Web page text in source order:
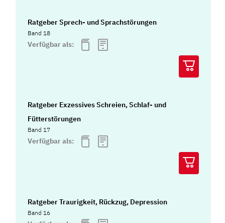
Ratgeber Sprech- und Sprachstörungen
Band 18
Verfügbar als:
Ratgeber Exzessives Schreien, Schlaf- und
Fütterstörungen
Band 17
Verfügbar als:
Ratgeber Traurigkeit, Rückzug, Depression
Band 16